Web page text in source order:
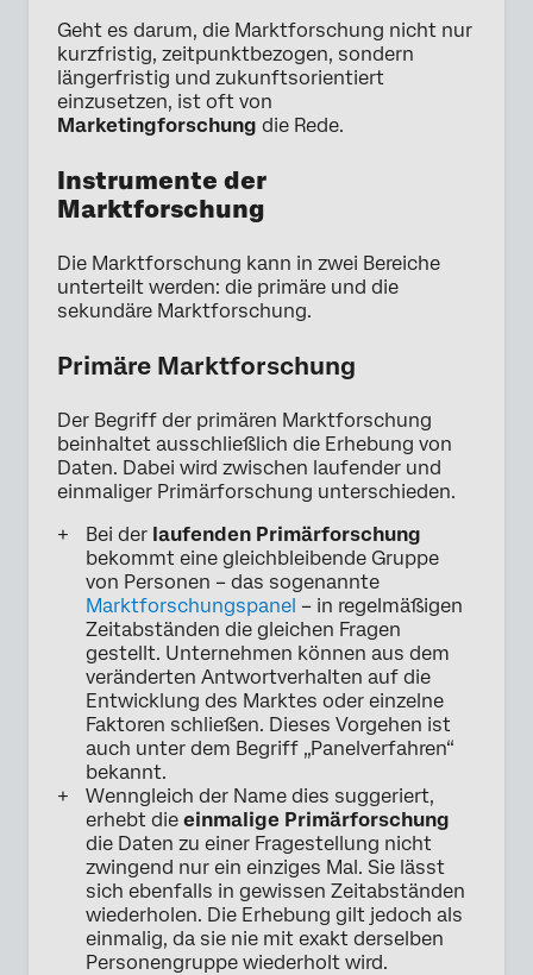
Geht es darum, die Marktforschung nicht nur
kurzfristig, zeitpunktbezogen, sondern
längerfristig und zukunftsorientiert
einzusetzen, ist oft von
Marketingforschung die Rede.
Instrumente der
Marktforschung
Die Marktforschung kann in zwei Bereiche
unterteilt werden: die primäre und die
sekundäre Marktforschung.
Primäre Marktforschung
Der Begriff der primären Marktforschung
beinhaltet ausschließlich die Erhebung von
Daten. Dabei wird zwischen laufender und
einmaliger Primärforschung unterschieden.
Bei der laufenden Primärforschung
bekommt eine gleichbleibende Gruppe
von Personen – das sogenannte
Marktforschungspanel – in regelmäßigen
Zeitabständen die gleichen Fragen
gestellt. Unternehmen können aus dem
veränderten Antwortverhalten auf die
Entwicklung des Marktes oder einzelne
Faktoren schließen. Dieses Vorgehen ist
auch unter dem Begriff „Panelverfahren“
bekannt.
Wenngleich der Name dies suggeriert,
erhebt die einmalige Primärforschung
die Daten zu einer Fragestellung nicht
zwingend nur ein einziges Mal. Sie lässt
sich ebenfalls in gewissen Zeitabständen
wiederholen. Die Erhebung gilt jedoch als
einmalig, da sie nie mit exakt derselben
Personengruppe wiederholt wird.